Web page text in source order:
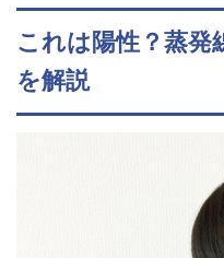
これは陽性？蒸発
を解説